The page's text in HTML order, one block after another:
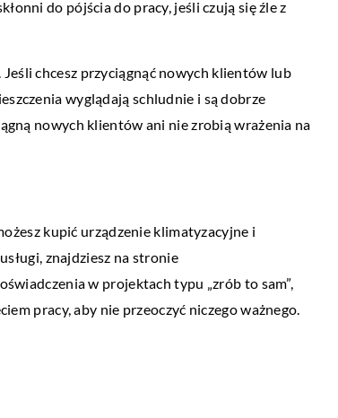
do pójścia do pracy, jeśli czują się źle z
chcesz przyciągnąć nowych klientów lub
wyglądają schludnie i są dobrze
nowych klientów ani nie zrobią wrażenia na
kupić urządzenie klimatyzacyjne i
znajdziesz na stronie
w projektach typu „zrób to sam”,
pracy, aby nie przeoczyć niczego ważnego.
TECH
Objawy awarii rozrusznika samochodowego